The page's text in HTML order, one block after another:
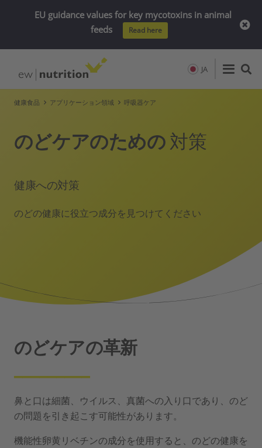
JA
健康食品 アプリケーション領域 呼吸器ケア
のどケアのための 対策
健康への対策
のどの健康に役立つ成分を見つけてください
のどケアの革新
鼻と口は細菌、ウイルス、真菌への入り口であり、のど
の問題を引き起こす可能性があります。
機能性卵黄リベチンの成分を使用すると、のどの健康を
EU guidance values for key mycotoxins in animal
feeds
Read here